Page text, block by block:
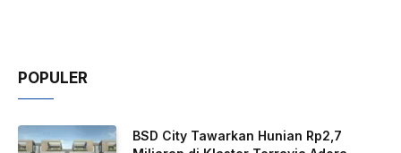
POPULER
BSD City Tawarkan Hunian Rp2,7